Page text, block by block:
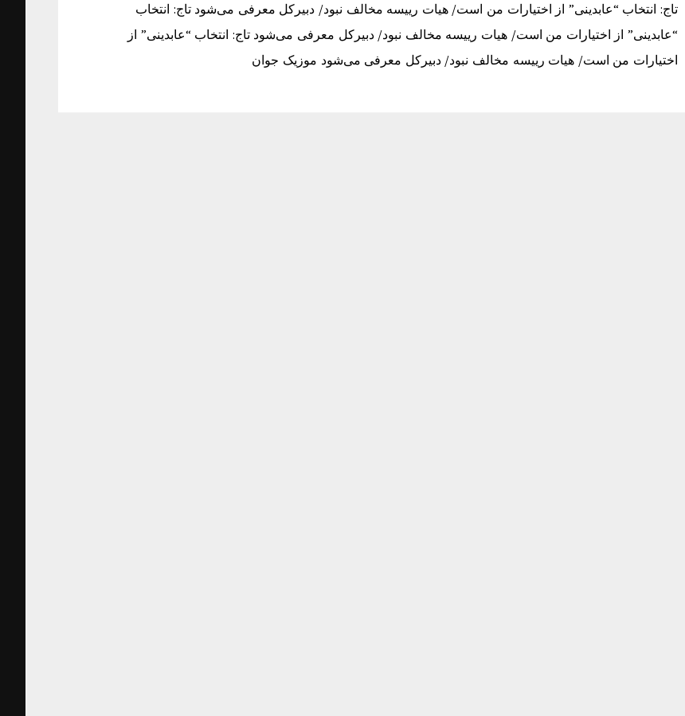
تاج: انتخاب “عابدینی” از اختیارات من است/ هیات رییسه مخالف نبود/ دبیرکل معرفی می‌شود تاج: انتخاب
“عابدینی” از اختیارات من است/ هیات رییسه مخالف نبود/ دبیرکل معرفی می‌شود تاج: انتخاب “عابدینی” از
اختیارات من است/ هیات رییسه مخالف نبود/ دبیرکل معرفی می‌شود موزیک جوان